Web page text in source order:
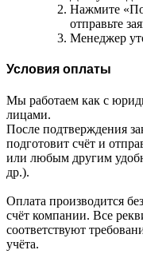
Нажмите
отправьте
Менеджер
Условия оплаты
Мы работаем как с
лицами.
После подтверждения
подготовит счёт и
или любым другим
др.).
Оплата производится
счёт компании. Все
соответствуют
учёта.